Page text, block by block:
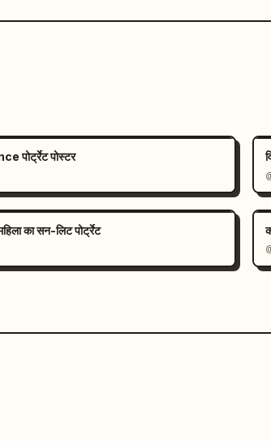
पोर्ट्रेट पोस्टर
का सन-लिट पोर्ट्रेट